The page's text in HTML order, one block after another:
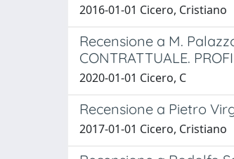
2016-01-01 Cicero, Cristiano
Recensione a M.
CONTRATTUALE.
2020-01-01 Cicero, C
Recensione a Pietro
2017-01-01 Cicero, Cristiano